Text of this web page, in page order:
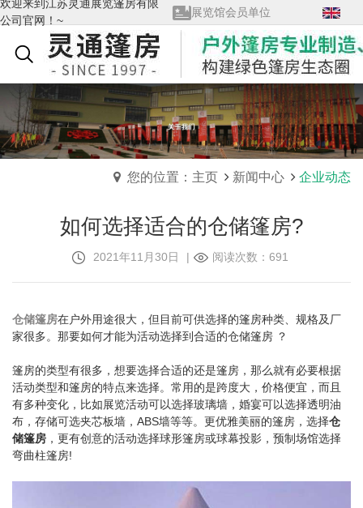
欢迎来到江苏灵通展览篷房有限
公司官网！~
展览馆会员单位
质量管理体系证书
查看全部→ English
您的位置：主页 新闻中心 企业动态
如何选择适合的仓储篷房?
2021年11月30日 | 阅读次数：691
仓储篷房在户外用途很大，但目前可供选择的篷房种类、规格及厂
家很多。那要如何才能为活动选择到合适的仓储篷房 ？
篷房的类型有很多，想要选择合适的还是篷房，那么就有必要根据
活动类型和篷房的特点来选择。常用的是跨度大，价格便宜，而且
有多种变化，比如展览活动可以选择玻璃墙，婚宴可以选择透明油
布，存储可选夹芯板墙，ABS墙等等。更优雅美丽的篷房，选择仓
储篷房 ，更有创意的活动选择球形篷房或球幕投影，预制场馆选择
弯曲柱篷房!